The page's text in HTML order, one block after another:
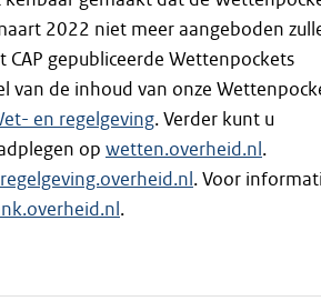
2022 niet meer aangeboden
gepubliceerde Wettenpockets
van de inhoud van onze
en regelgeving. Verder kunt u
op wetten.overheid.nl .
. Voor
.